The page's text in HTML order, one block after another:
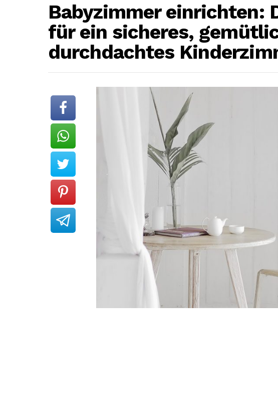
Babyzimmer einrichten:
für ein sicheres,
durchdachtes